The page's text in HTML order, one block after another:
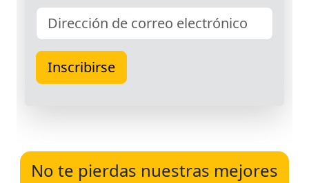
No te pierdas nuestras mejores